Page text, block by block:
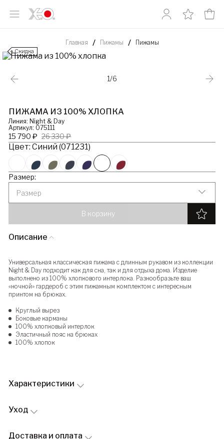
Главная Пижамы Пижамы
Скидка
1/6
ПИЖАМА ИЗ 100% ХЛОПКА
Линия: Night & Day
Артикул: 075111
15 790 ₽ 26 330 ₽
Цвет: Синий (071231)
Размер:
Размер
В корзину
Описание
Универсальная классическая пижама с длинным рукавом из коллекции
Night & Day подходит как для сна, так и для отдыха дома. Изделие
выполнено из 100% хлопкового интерлока. Разнообразьте ваш
«ночной» гардероб с этим пижамным комплектом с интересным
принтом на брюках.
Круглый вырез
Боковые карманы
100% хлопковый интерлок
Эластичный пояс на брюках
100% хлопок
Характеристики
Уход
Доставка и оплата